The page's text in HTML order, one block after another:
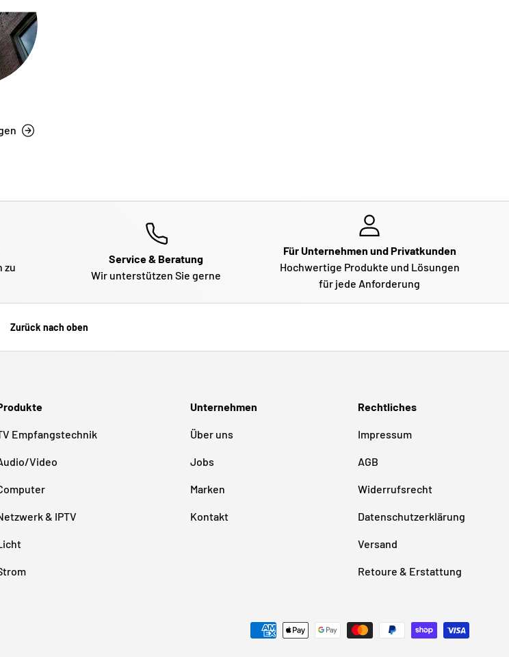
zu
Service & Beratung
Wir unterstützen Sie gerne
Für Unternehmen und Privatkunden
Hochwertige Produkte und Lösungen
für jede Anforderung
Zurück nach oben
Empfangstechnik
Video
& IPTV
Unternehmen
Über uns
Jobs
Marken
Kontakt
Rechtliches
Impressum
AGB
Widerrufsrecht
Datenschutzerklärung
Versand
Retoure & Erstattung